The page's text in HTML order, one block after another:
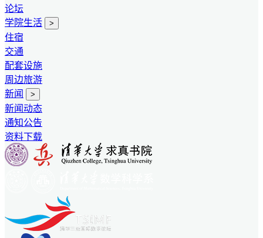
论坛
学院生活
>
住宿
交通
配套设施
周边旅游
新闻
>
新闻动态
通知公告
资料下载